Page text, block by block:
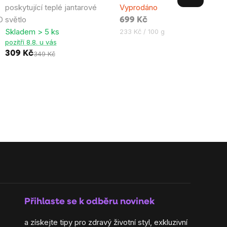
poskytující teplé jantarové
světlo
5,0
z
5
hvězdiček.
Skladem > 5 ks
pozítří 8.8. u vás
309 Kč349 Kč
4,9
z
5
Vyprodáno
699 Kč
Měrná
233 Kč / 100 g
Přihlaste se k odběru novinek
a získejte tipy pro zdravý životní styl, exkluzivní